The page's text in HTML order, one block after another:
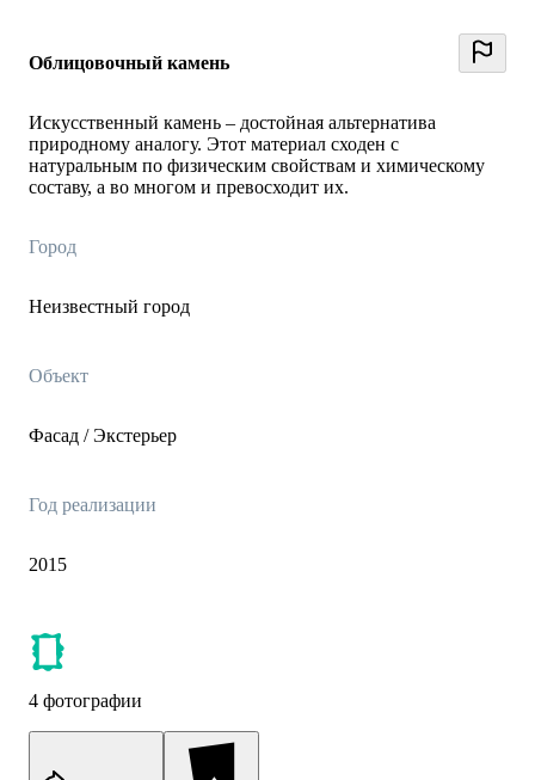
Облицовочный камень
Искусственный камень – достойная альтернатива
природному аналогу. Этот материал сходен с
натуральным по физическим свойствам и химическому
составу, а во многом и превосходит их.
Город
Неизвестный город
Объект
Фасад / Экстерьер
Год реализации
2015
4 фотографии